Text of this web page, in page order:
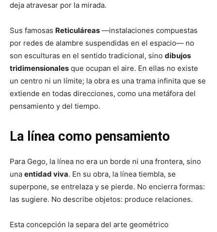
deja atravesar por la mirada.
Sus famosas Reticuláreas —instalaciones compuestas
por redes de alambre suspendidas en el espacio— no
son esculturas en el sentido tradicional, sino dibujos
tridimensionales que ocupan el aire. En ellas no existe
un centro ni un límite; la obra es una trama infinita que se
extiende en todas direcciones, como una metáfora del
pensamiento y del tiempo.
La línea como pensamiento
Para Gego, la línea no era un borde ni una frontera, sino
una entidad viva. En su obra, la línea tiembla, se
superpone, se entrelaza y se pierde. No encierra formas:
las sugiere. No describe objetos: produce relaciones.
Esta concepción la separa del arte geométrico